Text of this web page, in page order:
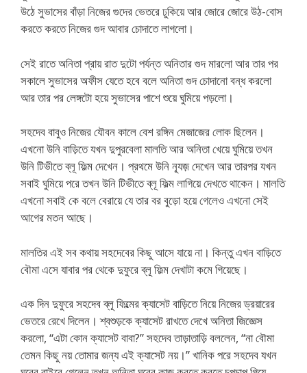
উঠে সুভাসের বাঁড়া নিজের গুদের ভেতরে ঢুকিয়ে আর জোরে জোরে উঠ-বোস
করতে করতে নিজের গুদ আবার চোদাতে লাগলো।
সেই রাতে অনিতা প্রায় রাত দুটো পর্যন্ত অনিতার গুদ মারলো আর তার পর
সকালে সুভাসের অফীস যেতে হবে বলে অনিতা গুদ চোদানো বন্ধ করলো
আর তার পর লেঙ্গটো হয়ে সুভাসের পাশে শুয়ে ঘুমিয়ে পড়লো।
সহদেব বাবুও নিজের যৌবন কালে বেশ রঙ্গিন মেজাজের লোক ছিলেন।
এখনো উনি বাড়িতে যখন দুপুরবেলা মালতি আর অনিতা খেয়ে ঘুমিয়ে তখন
উনি টিভীতে ব্লূ ফিল্ম দেখেন। প্রথমে উনি ন্যূজ় দেখেন আর তারপর যখন
সবাই ঘুমিয়ে পরে তখন উনি টিভীতে ব্লূ ফিল্ম লাগিয়ে দেখতে থাকেন। মালতি
এখনো সবাই কে বলে বেরায়ে যে তার বর বুড়ো হয়ে গেলেও এখনো সেই
আগের মতন আছে।
মালতির এই সব কথায় সহদেবের কিছু আসে যায়ে না। কিন্তু এখন বাড়িতে
বৌমা এসে যাবার পর থেকে দুফুরে ব্লূ ফিল্ম দেখাটা কমে গিয়েছে।
এক দিন দুফুরে সহদেব ব্লূ ফিল্মের ক্যাসেট বাড়িতে নিয়ে নিজের ড্রয়ারের
ভেতরে রেখে দিলেন। শ্বশুড়কে ক্যাসেট রাখতে দেখে অনিতা জিজ্ঞেস
করলো, “এটা কোন ক্যাসেট বাবা?” সহদেব তাড়াতাড়ি বললেন, “না বৌমা
তেমন কিছু নয় তোমার জন্য এই ক্যাসেট নয়।” খানিক পরে সহদেব যখন